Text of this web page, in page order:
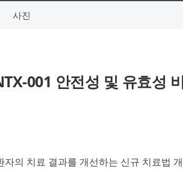
사진
001 안전성 및 유효성
자의 치료 결과를 개선하는 신규 치료법